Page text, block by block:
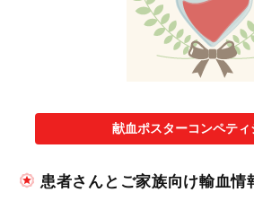
献血ポスターコンペティ
患者さんとご家族向け輸血情